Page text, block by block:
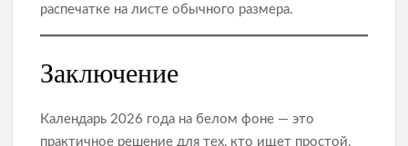
распечатке на листе обычного размера.
Заключение
Календарь 2026 года на белом фоне — это
практичное решение для тех, кто ищет простой,